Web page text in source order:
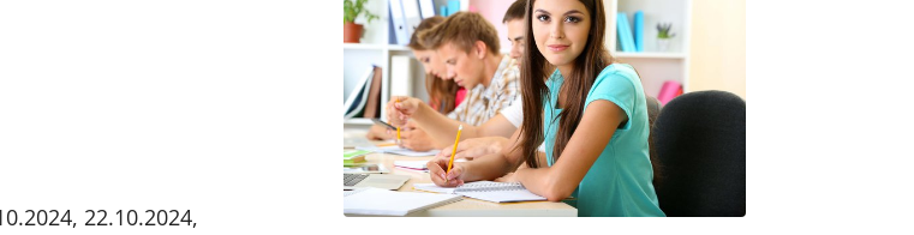
22.10.2024,